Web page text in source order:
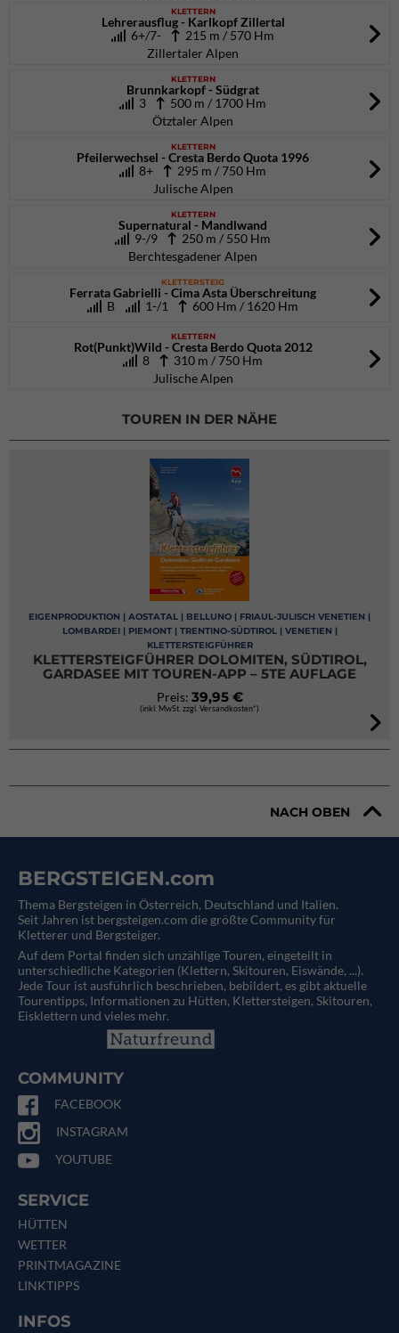
KLETTERN
Lehrerausflug - Karlkopf Zillertal
6+/7-
215 m / 570 Hm
Zillertaler Alpen
KLETTERN
Brunnkarkopf - Südgrat
3
500 m / 1700 Hm
Ötztaler Alpen
KLETTERN
Pfeilerwechsel - Cresta Berdo Quota 1996
8+
295 m / 750 Hm
Julische Alpen
KLETTERN
Supernatural - Mandlwand
9-/9
250 m / 550 Hm
Berchtesgadener Alpen
KLETTERSTEIG
Ferrata Gabrielli - Cima Asta Überschreitung
B
1-/1 600 Hm / 1620 Hm
KLETTERN
Rot(Punkt)Wild - Cresta Berdo Quota 2012
8
310 m / 750 Hm
Julische Alpen
TOUREN IN DER NÄHE
EIGENPRODUKTION | AOSTATAL | BELLUNO | FRIAUL-JULISCH VENETIEN |
LOMBARDEI | PIEMONT | TRENTINO-SÜDTIROL | VENETIEN |
KLETTERSTEIGFÜHRER
KLETTERSTEIGFÜHRER DOLOMITEN, SÜDTIROL,
GARDASEE MIT TOUREN-APP – 5TE AUFLAGE
Preis: 39,95 €
(inkl. MwSt. zzgl. Versandkosten*)
NACH OBEN
BERGSTEIGEN.com
Thema Bergsteigen in Österreich, Deutschland und Italien.
Seit Jahren ist bergsteigen.com die größte Community für
Kletterer und Bergsteiger.
Auf dem Portal finden sich unzählige Touren, eingeteilt in
unterschiedliche Kategorien (Klettern, Skitouren, Eiswände, ...).
Jede Tour ist ausführlich beschrieben, bebildert, es gibt aktuelle
Tourentipps, Informationen zu Hütten, Klettersteigen, Skitouren,
Eisklettern und vieles mehr.
COMMUNITY
FACEBOOK
INSTAGRAM
YOUTUBE
SERVICE
HÜTTEN
WETTER
PRINTMAGAZINE
LINKTIPPS
INFOS